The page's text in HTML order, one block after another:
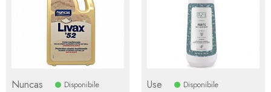
Nuncas Disponibile Use Disponibile